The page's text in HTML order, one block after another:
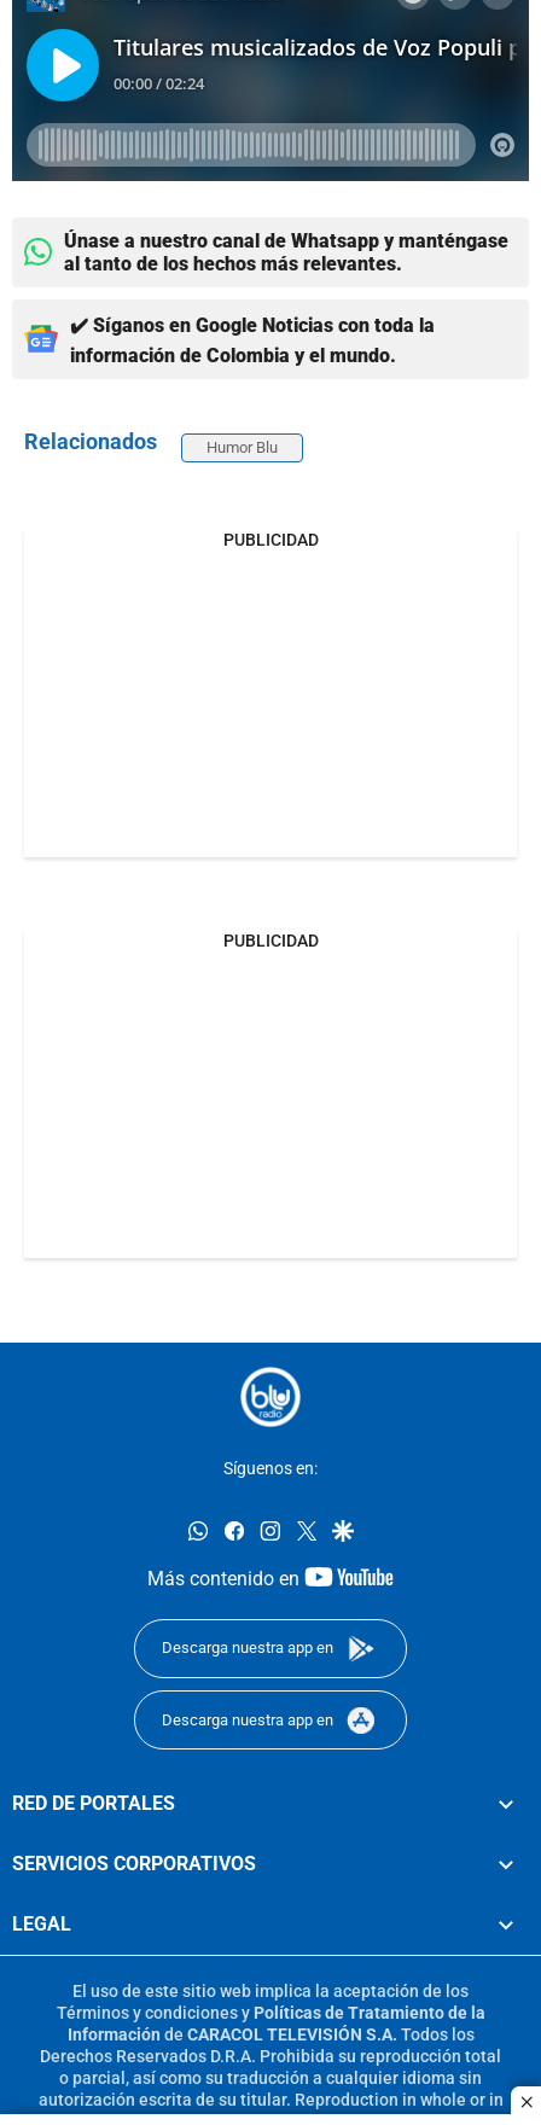
Únase a nuestro canal de Whatsapp y manténgase
al tanto de los hechos más relevantes.
✔️ Síganos en Google Noticias con toda la
información de Colombia y el mundo.
Relacionados Humor Blu
PUBLICIDAD
PUBLICIDAD
Síguenos en:
whatsappfacebookinstagram
twittergoogle
Más contenido en
youtube-
Descarga nuestra app en
Descarga nuestra app en
RED DE PORTALES
SERVICIOS CORPORATIVOS
LEGAL
El uso de este sitio web implica la aceptación de los
Términos y condicionesy Políticas de Tratamiento de la
Información de CARACOL TELEVISIÓN S.A. Todos los
Derechos Reservados D.R.A. Prohibida su reproducción total
o parcial, así como su traducción a cualquier idioma sin
autorización escrita de su titular. Reproduction in whole or in